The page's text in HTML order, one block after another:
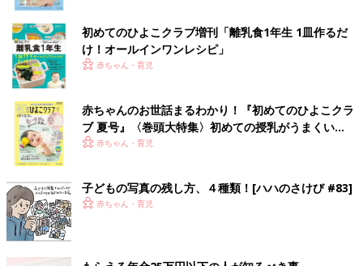
初めてのひよこクラブ増刊「離乳食1年生 1皿作るだ
け！オールインワン​レシピ」
赤ちゃん・育児
赤ちゃんのお世話まるわかり！『初めてのひよこクラ
ブ 夏号』〈巻頭大特集〉初めての授乳がうまくい
く！ おっぱい・ミルクの基本と夏のトラブル 解決テ
赤ちゃん・育児
子どもの写真の残し方、４種類！[ハハのさけび #83]
赤ちゃん・育児